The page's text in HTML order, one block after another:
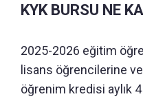
KYK BURSU NE
2025-2026 eğitim
lisans öğrencilerine
öğrenim kredisi aylık